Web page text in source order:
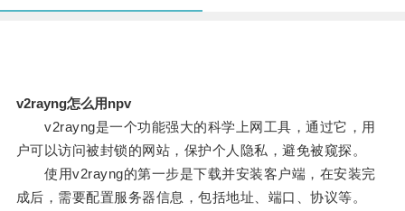
v2rayng怎么用npv
v2rayng是一个功能强大的科学上网工具，通过它，用
户可以访问被封锁的网站，保护个人隐私，避免被窥探。
使用v2rayng的第一步是下载并安装客户端，在安装完
成后，需要配置服务器信息，包括地址、端口、协议等。